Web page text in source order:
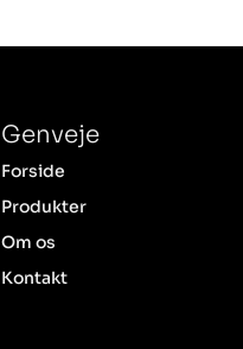
Genveje
Forside
Produkter
Om os
Kontakt